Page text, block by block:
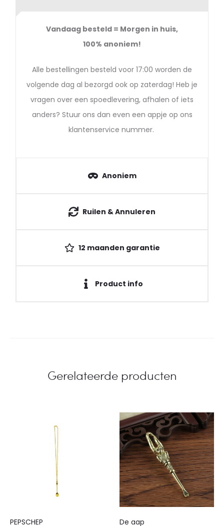
Vandaag besteld = Morgen in huis,
100% anoniem!
Alle bestellingen besteld voor 17:00 worden de
volgende dag al bezorgd ook op zaterdag! Heb je
vragen over een spoedlevering, afhalen of iets
anders? Stuur ons dan even een appje op ons
klantenservice nummer.
Anoniem
Ruilen & Annuleren
12 maanden garantie
Product info
Gerelateerde producten
PEPSCHEP De aap